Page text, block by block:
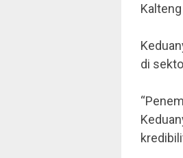
di